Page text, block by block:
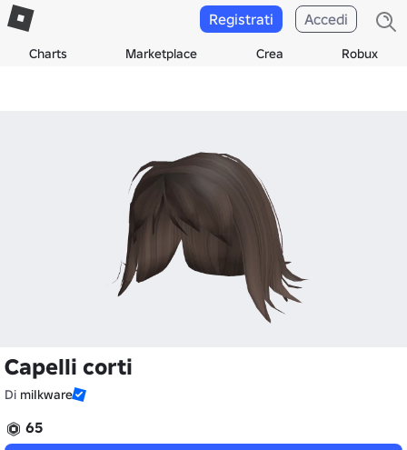
Charts Marketplace Crea Robux
Registrati Accedi
Capelli corti
Di miIkware
65